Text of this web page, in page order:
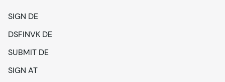
SIGN DE
DSFINVK DE
SUBMIT DE
SIGN AT